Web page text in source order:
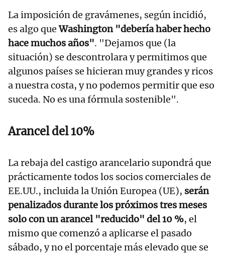
La imposición de gravámenes, según incidió,
es algo queWashington "debería haber hecho
hace muchos años". "Dejamos que (la
situación) se descontrolara y permitimos que
algunos países se hicieran muy grandes y ricos
a nuestra costa, y no podemos permitir que eso
suceda. No es una fórmula sostenible".
Arancel del 10%
La rebaja del castigo arancelario supondrá que
prácticamente todos los socios comerciales de
EE.UU., incluida la Unión Europea (UE), serán
penalizados durante los próximos tres meses
solo con un arancel "reducido" del 10 %, el
mismo que comenzó a aplicarse el pasado
sábado, y no el porcentaje más elevado que se